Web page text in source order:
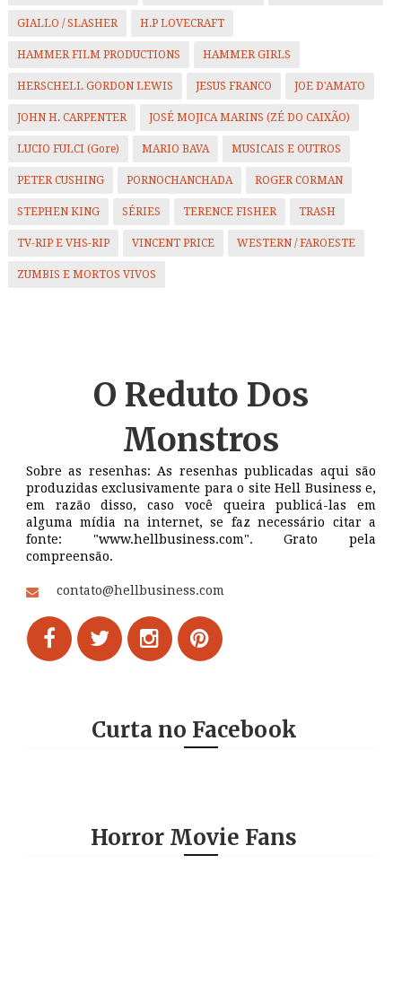
GIALLO / SLASHER H.P LOVECRAFT
HAMMER FILM PRODUCTIONS HAMMER GIRLS
HERSCHELL GORDON LEWIS JESUS FRANCO JOE D'AMATO
JOHN H. CARPENTER JOSÉ MOJICA MARINS (ZÉ DO CAIXÃO)
LUCIO FULCI (Gore) MARIO BAVA MUSICAIS E OUTROS
PETER CUSHING PORNOCHANCHADA ROGER CORMAN
STEPHEN KING SÉRIES TERENCE FISHER TRASH
TV-RIP E VHS-RIP VINCENT PRICE WESTERN / FAROESTE
ZUMBIS E MORTOS VIVOS
O Reduto Dos
Monstros
Sobre as resenhas: As resenhas publicadas aqui são
produzidas exclusivamente para o site Hell Business e,
em razão disso, caso você queira publicá-las em
alguma mídia na internet, se faz necessário citar a
fonte: "www.hellbusiness.com". Grato pela
compreensão.
contato@hellbusiness.com
Curta no Facebook
Horror Movie Fans